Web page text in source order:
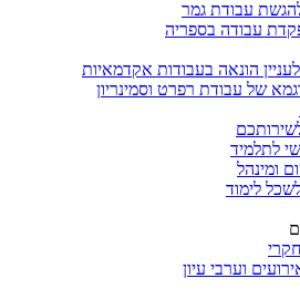
עבודת גמר
עבודה בספריה
הונאה בעבודות אקדמאיות
של עבודת רפרט וסמינריון
לתלמיד
ומינהל
לימוד
וערבי עיון